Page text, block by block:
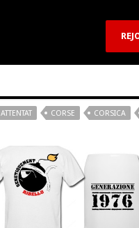
at
ATTENTAT CORSE CORSICA